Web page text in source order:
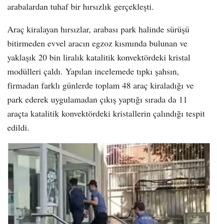
arabalardan tuhaf bir hırsızlık gerçekleşti.
Araç kiralayan hırsızlar, arabası park halinde sürüşü
bitirmeden evvel aracın egzoz kısmında bulunan ve
yaklaşık 20 bin liralık katalitik konvektördeki kristal
modülleri çaldı. Yapılan incelemede tıpkı şahsın,
firmadan farklı günlerde toplam 48 araç kiraladığı ve
park ederek uygulamadan çıkış yaptığı sırada da 11
araçta katalitik konvektördeki kristallerin çalındığı tespit
edildi.